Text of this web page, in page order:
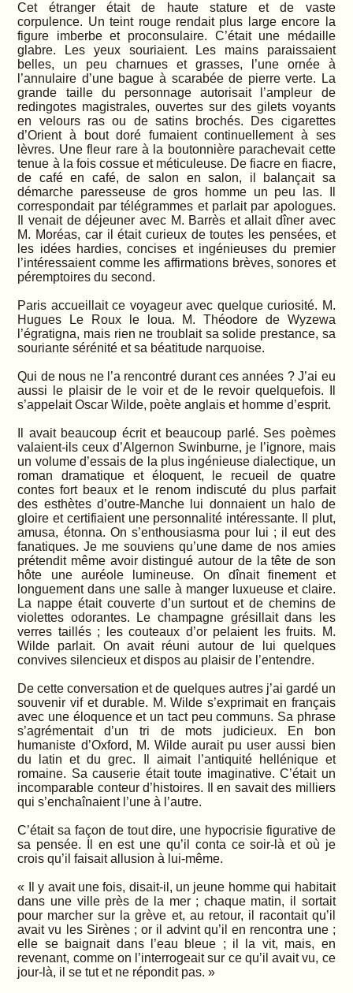
Cet étranger était de haute stature et de vaste
corpulence. Un teint rouge rendait plus large encore la
figure imberbe et proconsulaire. C’était une médaille
glabre. Les yeux souriaient. Les mains paraissaient
belles, un peu charnues et grasses, l’une ornée à
l’annulaire d’une bague à scarabée de pierre verte. La
grande taille du personnage autorisait l’ampleur de
redingotes magistrales, ouvertes sur des gilets voyants
en velours ras ou de satins brochés. Des cigarettes
d’Orient à bout doré fumaient continuellement à ses
lèvres. Une fleur rare à la boutonnière parachevait cette
tenue à la fois cossue et méticuleuse. De fiacre en fiacre,
de café en café, de salon en salon, il balançait sa
démarche paresseuse de gros homme un peu las. Il
correspondait par télégrammes et parlait par apologues.
Il venait de déjeuner avec M. Barrès et allait dîner avec
M. Moréas, car il était curieux de toutes les pensées, et
les idées hardies, concises et ingénieuses du premier
l’intéressaient comme les affirmations brèves, sonores et
péremptoires du second.
Paris accueillait ce voyageur avec quelque curiosité. M.
Hugues Le Roux le loua. M. Théodore de Wyzewa
l’égratigna, mais rien ne troublait sa solide prestance, sa
souriante sérénité et sa béatitude narquoise.
Qui de nous ne l’a rencontré durant ces années ? J’ai eu
aussi le plaisir de le voir et de le revoir quelquefois. Il
s’appelait Oscar Wilde, poète anglais et homme d’esprit.
Il avait beaucoup écrit et beaucoup parlé. Ses poèmes
valaient-ils ceux d’Algernon Swinburne, je l’ignore, mais
un volume d’essais de la plus ingénieuse dialectique, un
roman dramatique et éloquent, le recueil de quatre
contes fort beaux et le renom indiscuté du plus parfait
des esthètes d’outre-Manche lui donnaient un halo de
gloire et certifiaient une personnalité intéressante. Il plut,
amusa, étonna. On s’enthousiasma pour lui ; il eut des
fanatiques. Je me souviens qu’une dame de nos amies
prétendit même avoir distingué autour de la tête de son
hôte une auréole lumineuse. On dînait finement et
longuement dans une salle à manger luxueuse et claire.
La nappe était couverte d’un surtout et de chemins de
violettes odorantes. Le champagne grésillait dans les
verres taillés ; les couteaux d’or pelaient les fruits. M.
Wilde parlait. On avait réuni autour de lui quelques
convives silencieux et dispos au plaisir de l’entendre.
De cette conversation et de quelques autres j’ai gardé un
souvenir vif et durable. M. Wilde s’exprimait en français
avec une éloquence et un tact peu communs. Sa phrase
s’agrémentait d’un tri de mots judicieux. En bon
humaniste d’Oxford, M. Wilde aurait pu user aussi bien
du latin et du grec. Il aimait l’antiquité hellénique et
romaine. Sa causerie était toute imaginative. C’était un
incomparable conteur d’histoires. Il en savait des milliers
qui s’enchaînaient l’une à l’autre.
C’était sa façon de tout dire, une hypocrisie figurative de
sa pensée. Il en est une qu’il conta ce soir-là et où je
crois qu’il faisait allusion à lui-même.
« Il y avait une fois, disait-il, un jeune homme qui habitait
dans une ville près de la mer ; chaque matin, il sortait
pour marcher sur la grève et, au retour, il racontait qu’il
avait vu les Sirènes ; or il advint qu’il en rencontra une ;
elle se baignait dans l’eau bleue ; il la vit, mais, en
revenant, comme on l’interrogeait sur ce qu’il avait vu, ce
jour-là, il se tut et ne répondit pas. »